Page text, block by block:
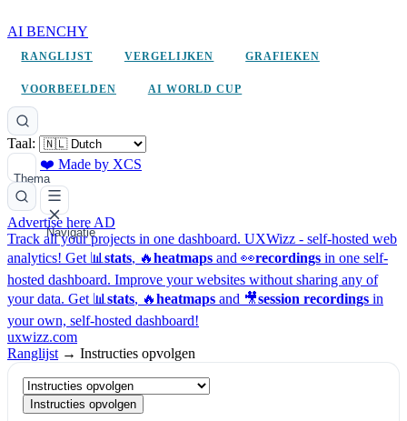
AI BENCHY
RANGLIJST VERGELIJKEN GRAFIEKEN
VOORBEELDEN AI WORLD CUP
Taal:
Thema
❤️ Made by XCS
Navigatie
Advertise here AD
Track all your projects in one dashboard. UXWizz - self-hosted web
analytics! Get 📊 stats, 🔥heatmaps and 👀recordings in one self-
hosted dashboard. Improve your websites without sharing any of
your data. Get 📊 stats, 🔥heatmaps and 🎥session recordings in
your own, self-hosted dashboard!
uxwizz.com
Ranglijst → Instructies opvolgen
Instructies opvolgen